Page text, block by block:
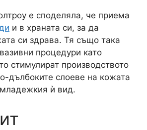
е споделяла, че приема
и в храната си, за да
си здрава. Тя също така
процедури като
стимулират производството
дълбоките слоеве на кожата
ѝ вид.